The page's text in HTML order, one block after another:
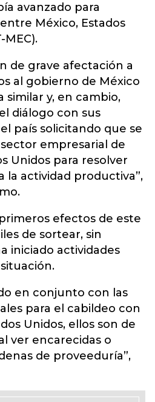
avanzado para
México, Estados
MEC).
de grave afectación a
al gobierno de México
y, en cambio,
diálogo con sus
país solicitando que se
empresarial de
Unidos para resolver
la actividad productiva”,
efectos de este
de sortear, sin
iniciado actividades
en conjunto con las
para el cabildeo con
Unidos, ellos son de
ver encarecidas o
de proveeduría”,